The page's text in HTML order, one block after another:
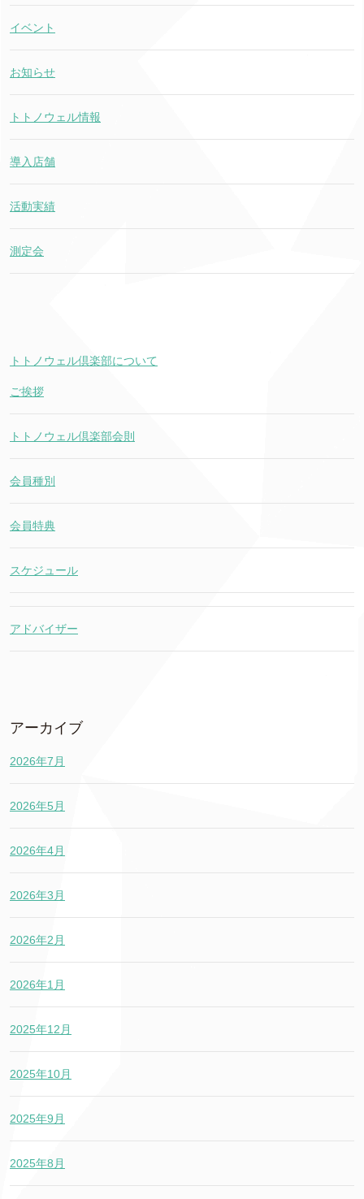
イベント
お知らせ
トトノウェル情報
導入店舗
活動実績
測定会
トトノウェル倶楽部について
ご挨拶
トトノウェル倶楽部会則
会員種別
会員特典
スケジュール
アドバイザー
アーカイブ
2026年7月
2026年5月
2026年4月
2026年3月
2026年2月
2026年1月
2025年12月
2025年10月
2025年9月
2025年8月